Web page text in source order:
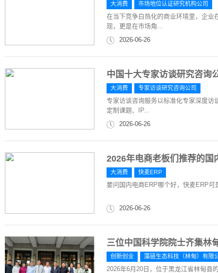
大消费 市场地位认证研究机构公司
在当下竞争白热化的商业环境里，企业
现，更是在市场角...
2026-06-26
中国十大专家访谈研究咨询
大消费 专家访谈研究咨询公司
专家访谈咨询服务以标准化专家深度访
定制课题、IP...
2026-06-26
2026年电商老板们推荐的
大消费 快麦ERP
要问国内电商ERP哪个好，快麦ERP可
2026-06-26
三位中国科学院院士齐集林
创新创业 藻链生态科技（林甸）有限
2026年6月20日，位于黑龙江省林甸